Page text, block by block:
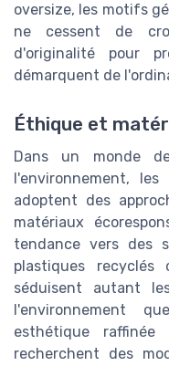
oversize, les motifs
ne cessent de
d'originalité pour
démarquent de
Éthique et
Dans un monde
l'environnement,
adoptent des
matériaux
tendance vers des
plastiques
séduisent autant
l'environnement
esthétique
recherchent des